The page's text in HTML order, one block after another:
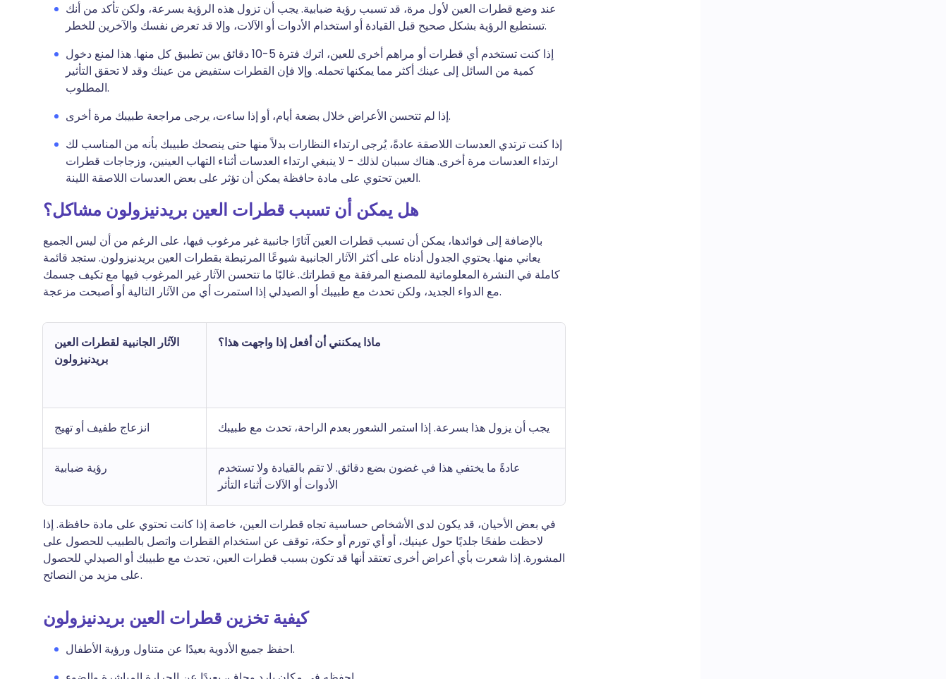
عند وضع قطرات العين لأول مرة، قد تسبب رؤية ضبابية. يجب أن تزول هذه الرؤية بسرعة، ولكن تأكد من أنك
تستطيع الرؤية بشكل صحيح قبل القيادة أو استخدام الأدوات أو الآلات، وإلا قد تعرض نفسك والآخرين للخطر.
إذا كنت تستخدم أي قطرات أو مراهم أخرى للعين، اترك فترة 5-10 دقائق بين تطبيق كل منها. هذا لمنع دخول
كمية من السائل إلى عينك أكثر مما يمكنها تحمله. وإلا فإن القطرات ستفيض من عينك وقد لا تحقق التأثير
المطلوب.
إذا لم تتحسن الأعراض خلال بضعة أيام، أو إذا ساءت، يرجى مراجعة طبيبك مرة أخرى.
إذا كنت ترتدي العدسات اللاصقة عادةً، يُرجى ارتداء النظارات بدلاً منها حتى ينصحك طبيبك بأنه من المناسب لك
ارتداء العدسات مرة أخرى. هناك سببان لذلك - لا ينبغي ارتداء العدسات أثناء التهاب العينين، وزجاجات قطرات
العين تحتوي على مادة حافظة يمكن أن تؤثر على بعض العدسات اللاصقة اللينة.
هل يمكن أن تسبب قطرات العين بريدنيزولون مشاكل؟
بالإضافة إلى فوائدها، يمكن أن تسبب قطرات العين آثارًا جانبية غير مرغوب فيها، على الرغم من أن ليس الجميع
يعاني منها. يحتوي الجدول أدناه على أكثر الآثار الجانبية شيوعًا المرتبطة بقطرات العين بريدنيزولون. ستجد قائمة
كاملة في النشرة المعلوماتية للمصنع المرفقة مع قطراتك. غالبًا ما تتحسن الآثار غير المرغوب فيها مع تكيف جسمك
مع الدواء الجديد، ولكن تحدث مع طبيبك أو الصيدلي إذا استمرت أي من الآثار التالية أو أصبحت مزعجة.
الآثار الجانبية لقطرات العين
بريدنيزولون
ماذا يمكنني أن أفعل إذا واجهت هذا؟
انزعاج طفيف أو تهيج يجب أن يزول هذا بسرعة. إذا استمر الشعور بعدم الراحة، تحدث مع طبيبك
رؤية ضبابية
عادةً ما يختفي هذا في غضون بضع دقائق. لا تقم بالقيادة ولا تستخدم
الأدوات أو الآلات أثناء التأثر
في بعض الأحيان، قد يكون لدى الأشخاص حساسية تجاه قطرات العين، خاصة إذا كانت تحتوي على مادة حافظة. إذا
لاحظت طفحًا جلديًا حول عينيك، أو أي تورم أو حكة، توقف عن استخدام القطرات واتصل بالطبيب للحصول على
المشورة. إذا شعرت بأي أعراض أخرى تعتقد أنها قد تكون بسبب قطرات العين، تحدث مع طبيبك أو الصيدلي للحصول
على مزيد من النصائح.
كيفية تخزين قطرات العين بريدنيزولون
احفظ جميع الأدوية بعيدًا عن متناول ورؤية الأطفال.